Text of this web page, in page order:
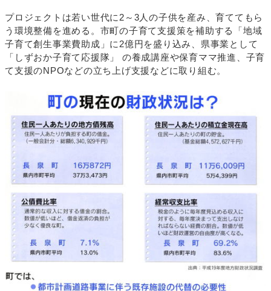
プロジェクトは若い世代に2～3人の子供を産み、育ててもら
う環境整備を進める。市町の子育て支援策を補助する「地域
子育て創生事業費助成」に2億円を盛り込み、県事業として
「しずおか子育て応援隊」 の養成講座や保育ママ推進、子育
て支援のNPOなどの立ち上げ支援などに取り組む。